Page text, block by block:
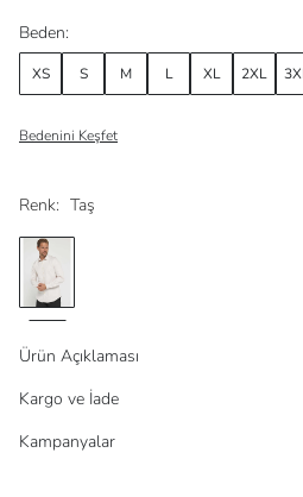
Renk: Taş
Beden:
XS S M L XL 2XL
Bedenini Keşfet
Ürün Açıklaması
Kargo ve İade
Kampanyalar